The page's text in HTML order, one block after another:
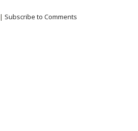
| Subscribe to Comments